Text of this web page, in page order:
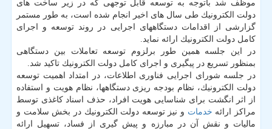
موظف شد باتوجه به توسعه قابل توجهی كه در زیر ساخت های
دولت الكترونیك طی سال های اخیر انجام شده است، به طور مستمر
گزارشی از اقدامات دستگاههای اجرایی در روند توسعه و اجرای
كامل دولت الكترونیك ارائه نماید.
در این جلسه همین طور برلزوم توسعه تعاملات بین دستگاهی
بمنظور تسریع در پیگیری و اجرای كامل دولت الكترونیك تاكید شد.
در جلسه شورای اجرایی فناوری اطلاعات، در امتداد اهمیت توسعه
دولت الكترونیك، نظام بودجه ریزی دستگاهها، نظام هویت و استفاده
از اثر انگشت برای شناسایی هویت افراد، حذف اسناد كاغذی توسط
مراكز ارائه خدمات و نیز توسعه دولت الكترونیك در بخش سلامت و
مالیات و نقش آن در مبارزه و پیش گیری از فساد، تسهیل ارائه